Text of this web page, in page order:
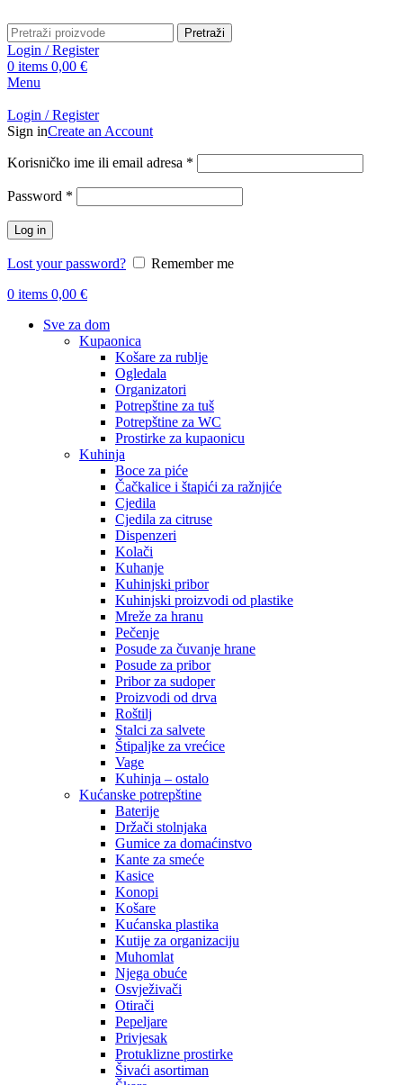
Pretraži
Login / Register
0 items 0,00 €
Menu
Login / Register
Sign inCreate an Account
Korisničko ime ili email adresa *
Password *
Log in
Lost your password?
Remember me
0 items 0,00 €
Sve za dom
Kupaonica
Košare za rublje
Ogledala
Organizatori
Potrepštine za tuš
Potrepštine za WC
Prostirke za kupaonicu
Kuhinja
Boce za piće
Čačkalice i štapići za ražnjiće
Cjedila
Cjedila za citruse
Dispenzeri
Kolači
Kuhanje
Kuhinjski pribor
Kuhinjski proizvodi od plastike
Mreže za hranu
Pečenje
Posude za čuvanje hrane
Posude za pribor
Pribor za sudoper
Proizvodi od drva
Roštilj
Stalci za salvete
Štipaljke za vrećice
Vage
Kuhinja – ostalo
Kućanske potrepštine
Baterije
Držači stolnjaka
Gumice za domaćinstvo
Kante za smeće
Kasice
Konopi
Košare
Kućanska plastika
Kutije za organizaciju
Muhomlat
Njega obuće
Osvježivači
Otirači
Pepeljare
Privjesak
Protuklizne prostirke
Šivaći asortiman